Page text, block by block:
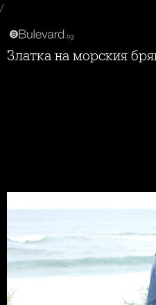
/
Златка на морския